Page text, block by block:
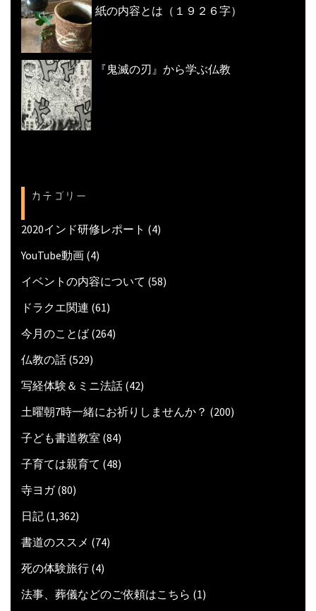
紙の内容とは（１９２６字）
『鬼滅の刃』から学ぶ仏教
カテゴリー
2020インド研修レポート (4)
YouTube動画 (4)
イベントの内容について (58)
ドラクエ関連 (61)
今月のことば (264)
仏教の話 (529)
写経体験＆ミニ法話 (42)
土曜朝7時一緒にお祈りしませんか？ (200)
子ども書道教室 (84)
子育ては親育て (48)
寺ヨガ(80)
日記 (1,362)
書道のススメ (74)
死の体験旅行 (4)
法事、葬儀などのご依頼はこちら (1)